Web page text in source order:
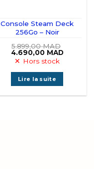
Console Steam Deck
256Go – Noir
5.899,00MAD
Le
prix
initial
était :
5.899,00 MAD.
4.690,00 MADLe
est :
Hors stock
Lire la suite